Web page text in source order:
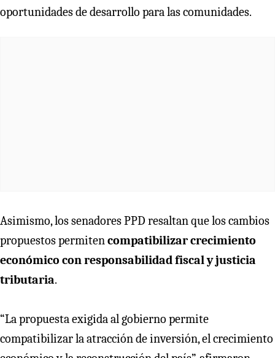
oportunidades de desarrollo para las comunidades.
Asimismo, los senadores PPD resaltan que los cambios
propuestos permitencompatibilizar crecimiento
económico con responsabilidad fiscal y justicia
tributaria.
“La propuesta exigida al gobierno permite
compatibilizar la atracción de inversión, el crecimiento